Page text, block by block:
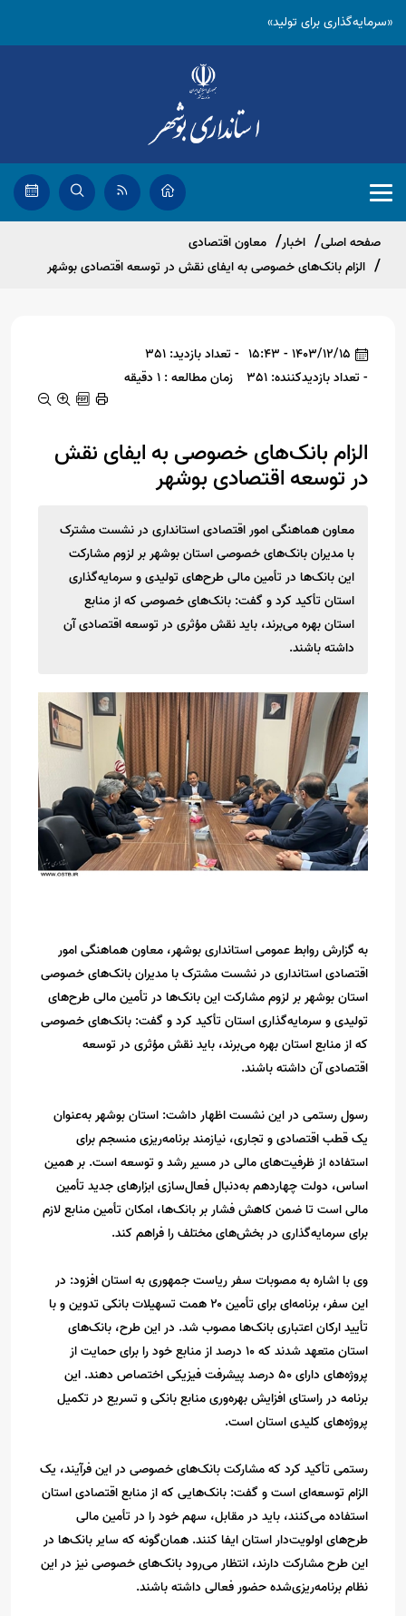
«سرمایه‌گذاری برای تولید»
صفحه اصلی اخبار
معاون اقتصادی
الزام بانک‌های خصوصی به ایفای نقش در توسعه اقتصادی بوشهر
1403/12/15 - 15:43
- تعداد بازدید: 351
- تعداد بازدیدکننده: 351
زمان مطالعه : 1 دقیقه
الزام بانک‌های خصوصی به ایفای نقش
در توسعه اقتصادی بوشهر
معاون هماهنگی امور اقتصادی استانداری در نشست مشترک
با مدیران بانک‌های خصوصی استان بوشهر بر لزوم مشارکت
این بانک‌ها در تأمین مالی طرح‌های تولیدی و سرمایه‌گذاری
استان تأکید کرد و گفت: بانک‌های خصوصی که از منابع
استان بهره می‌برند، باید نقش مؤثری در توسعه اقتصادی آن
داشته باشند.
به گزارش روابط عمومی استانداری بوشهر، معاون هماهنگی امور
اقتصادی استانداری در نشست مشترک با مدیران بانک‌های خصوصی
استان بوشهر بر لزوم مشارکت این بانک‌ها در تأمین مالی طرح‌های
تولیدی و سرمایه‌گذاری استان تأکید کرد و گفت: بانک‌های خصوصی
که از منابع استان بهره می‌برند، باید نقش مؤثری در توسعه
اقتصادی آن داشته باشند.
رسول رستمی در این نشست اظهار داشت: استان بوشهر به‌عنوان
یک قطب اقتصادی و تجاری، نیازمند برنامه‌ریزی منسجم برای
استفاده از ظرفیت‌های مالی در مسیر رشد و توسعه است. بر همین
اساس، دولت چهاردهم به‌دنبال فعال‌سازی ابزارهای جدید تأمین
مالی است تا ضمن کاهش فشار بر بانک‌ها، امکان تأمین منابع لازم
برای سرمایه‌گذاری در بخش‌های مختلف را فراهم کند.
وی با اشاره به مصوبات سفر ریاست جمهوری به استان افزود: در
این سفر، برنامه‌ای برای تأمین ۲۰ همت تسهیلات بانکی تدوین و با
تأیید ارکان اعتباری بانک‌ها مصوب شد. در این طرح، بانک‌های
استان متعهد شدند که ۱۰ درصد از منابع خود را برای حمایت از
پروژه‌های دارای ۵۰ درصد پیشرفت فیزیکی اختصاص دهند. این
برنامه در راستای افزایش بهره‌وری منابع بانکی و تسریع در تکمیل
پروژه‌های کلیدی استان است.
رستمی تأکید کرد که مشارکت بانک‌های خصوصی در این فرآیند، یک
الزام توسعه‌ای است و گفت: بانک‌هایی که از منابع اقتصادی استان
استفاده می‌کنند، باید در مقابل، سهم خود را در تأمین مالی
طرح‌های اولویت‌دار استان ایفا کنند. همان‌گونه که سایر بانک‌ها در
این طرح مشارکت دارند، انتظار می‌رود بانک‌های خصوصی نیز در این
نظام برنامه‌ریزی‌شده حضور فعالی داشته باشند.